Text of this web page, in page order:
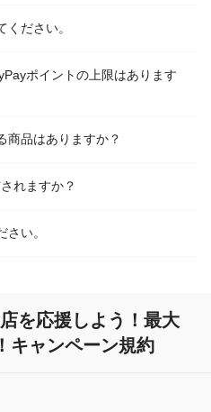
ださい。
ポイントの上限はあります
商品はありますか？
れますか？
い。
を応援しよう！最大
キャンペーン規約